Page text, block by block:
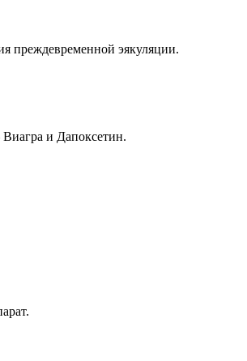
преждевременной эякуляции.
и Дапоксетин.